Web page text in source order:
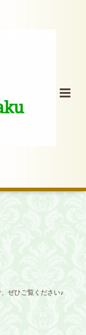
ぜひご覧ください♪